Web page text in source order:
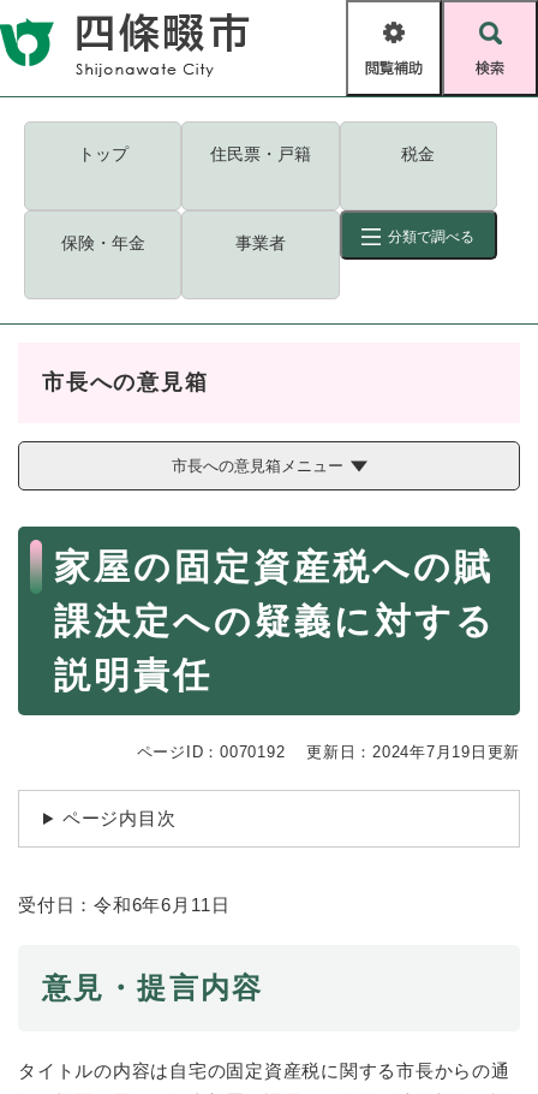
ー
ジ
メニューを飛ばして本文へ
閲
Foreign language
読み上げ・ふりがな
文字サイズ 拡大 背景色変更 白 黒 青
キーワード 検索
検索
トップ 住民票・戸籍 税金
保険・年金 事業者 分類で調べる
ら
し
・
き
の
メ
ニ
を
ひ
く
登録・届け出・証明
マイナンバー
税金
住まい
おくやみ
人権・男女共同参画
相談窓口
市長への意見箱
市長への意見箱メニュー
本
文
家屋の固定資産税への賦
課決定への疑義に対する
説明責任
ページID：0070192 更新日：2024年7月19日更新
ページ内目次
受付日：令和6年6月11日
意見・提言内容
タイトルの内容は自宅の固定資産税に関する市長からの通